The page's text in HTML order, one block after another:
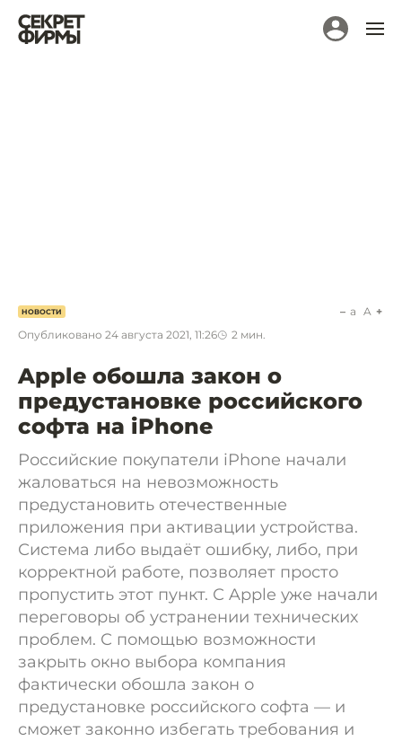
НОВОСТИ
Опубликовано 24 августа 2021, 11:26 2 мин.
a A
Apple обошла закон о
предустановке российского
софта на iPhone
Российские покупатели iPhone начали
жаловаться на невозможность
предустановить отечественные
приложения при активации устройства.
Система либо выдаёт ошибку, либо, при
корректной работе, позволяет просто
пропустить этот пункт. С Apple уже начали
переговоры об устранении технических
проблем. С помощью возможности
закрыть окно выбора компания
фактически обошла закон о
предустановке российского софта — и
сможет законно избегать требования и